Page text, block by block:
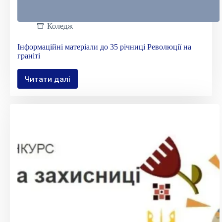
Коледж
Інформаційні матеріали до 35 річниці Революції на
граніті
Читати даліІнформаційні
граніті